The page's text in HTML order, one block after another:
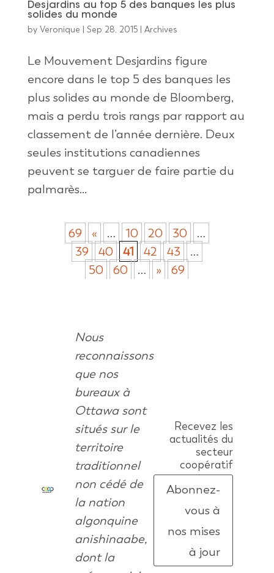
Desjardins au top 5 des banques les plus
solides du monde
by Veronique | Sep 28, 2015| Archives
Le Mouvement Desjardins figure
encore dans le top 5 des banques les
plus solides au monde de Bloomberg,
mais a perdu trois rangs par rapport au
classement de l’année dernière. Deux
seules institutions canadiennes
peuvent se targuer de faire partie du
palmarès...
69 « … 10 20 30
…
39
40 41 42 43
…
50
60 … » 69
Nous
reconnaissons
que nos
bureaux à
Ottawa sont
situés sur le
territoire
traditionnel
non cédé de
la nation
algonquine
anishinaabe,
dont la
Recevez les
actualités du
secteur
coopératif
Abonnez-
vous à
nos mises
à jour